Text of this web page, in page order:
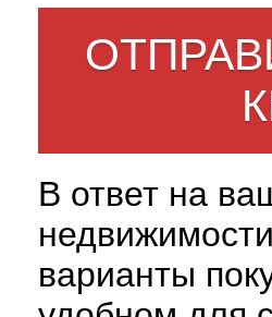
В ответ на
варианты